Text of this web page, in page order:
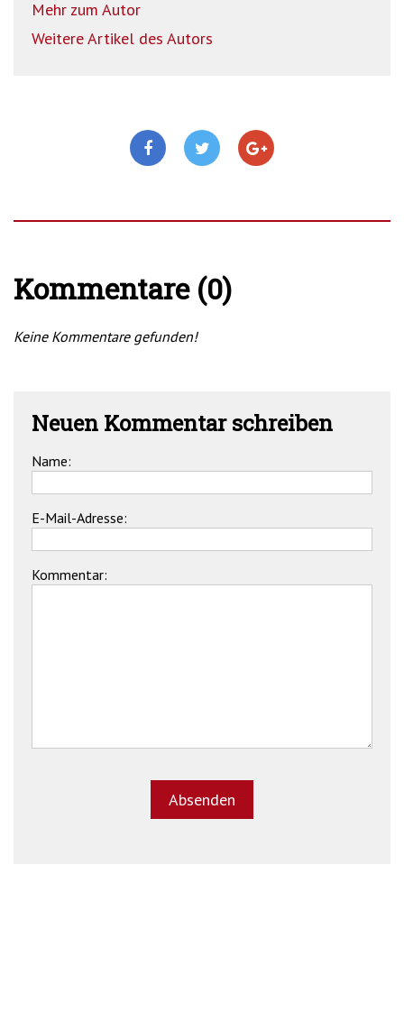
Mehr zum Autor
Weitere Artikel des Autors
Kommentare (0)
Keine Kommentare gefunden!
Neuen Kommentar schreiben
Name:
E-Mail-Adresse:
Kommentar: